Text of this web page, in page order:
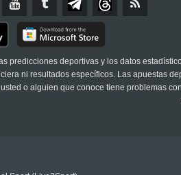
predicciones deportivas y los datos
ni resultados específicos. Las apuestas
o alguien que conoce tiene problemas